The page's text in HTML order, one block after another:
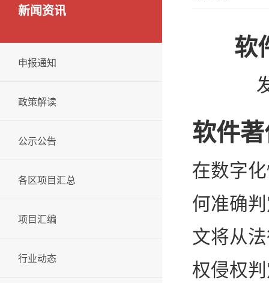
软
软件
在数字
何准确
文将从
权侵权
新闻资讯
申报通知
政策解读
公示公告
各区项目汇总
项目汇编
行业动态